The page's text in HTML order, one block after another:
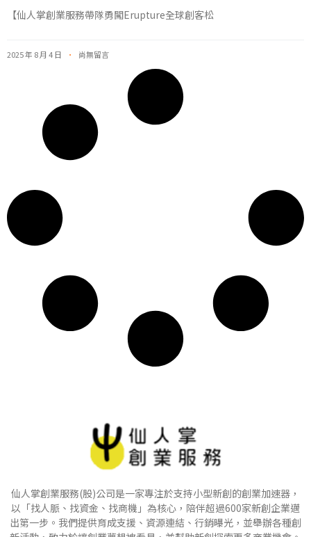
【仙人掌創業服務帶隊勇闖Erupture全球創客松
2025 年 8 月 4 日 尚無留言
仙人掌創業服務(股)公司是一家專注於支持小型新創的創業加速器，
以「找人脈、找資金、找商機」為核心，陪伴超過600家新創企業邁
出第一步。我們提供育成支援、資源連結、行銷曝光，並舉辦各種創